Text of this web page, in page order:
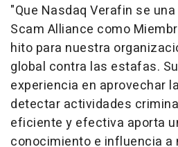
"Que Nasdaq Verafin se
Scam Alliance como
hito para nuestra
global contra las estafas.
experiencia en aprovechar
detectar actividades
eficiente y efectiva aporta
conocimiento e influencia a